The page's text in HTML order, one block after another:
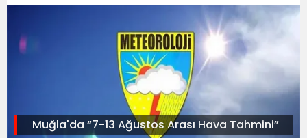
Muğla'da “7-13 Ağustos Arası Hava Tahmini”